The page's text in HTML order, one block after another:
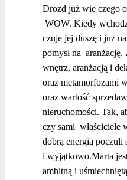
Drozd już wie czego
WOW. Kiedy
czuje jej duszę i już
pomysł na
wnętrz, aranżacją i
oraz metamorfozami
oraz wartość
nieruchomości. Tak,
czy sami właściciele
dobrą energią poczuli
i wyjątkowo.Marta
ambitną i